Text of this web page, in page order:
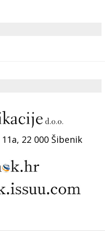
22 000 Šibenik